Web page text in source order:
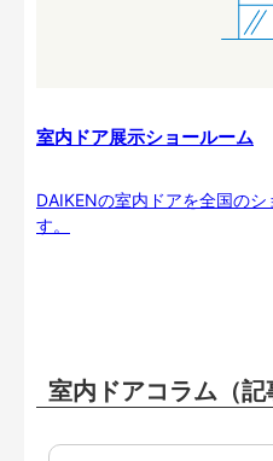
室内ドア展示ショールーム
DAIKENの室内ドアを全国の
す。
室内ドアコラム（記